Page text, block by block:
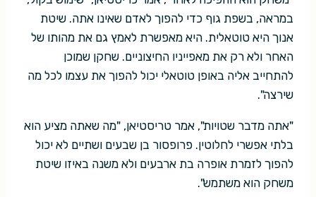
במראה, בשפת גוף כדי להפוך לאדם שאינו אתה. שיטת
אנוך היא טוטאלית. היא מאפשרת לאמץ גם את מהותו של
האחר ולא רק את מאפייניו החיצוניים. שחקן שמוכן
להתחייב אליה באופן טוטאלי יכול להפוך את עצמו לכל מה
שירצה".
"אתה מדבר שטויות", אמר טריסטיאן, "מה שאתה מציע הוא
בלתי אפשרי לחלוטין. פרופסור בן שבעים ושתיים לא יכול
להפוך לזמרת אופרה בת ארבעים ולא משנה באיזו שיטת
משחק הוא משתמש".